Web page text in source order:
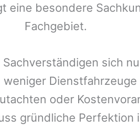
eine besondere
Fachgebiet.
sich
oder
gründliche